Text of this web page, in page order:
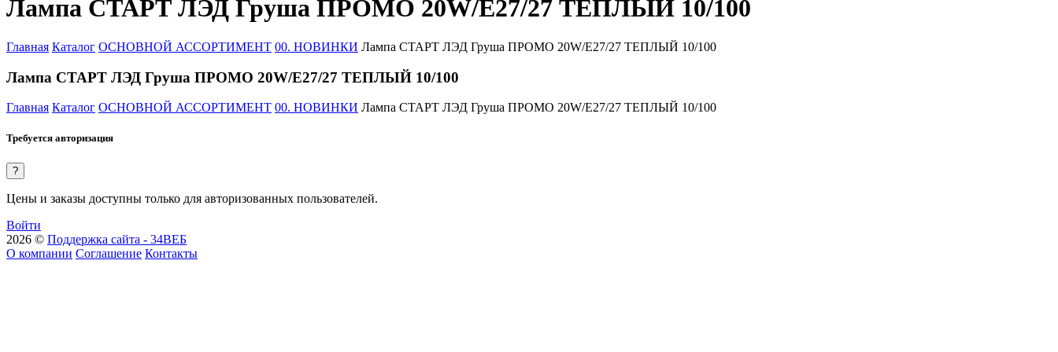
Лампа СТАРТ ЛЭД Груша ПРОМО 20W/E27/27 ТЕПЛЫЙ 10/100
Главная Каталог ОСНОВНОЙ АССОРТИМЕНТ 00. НОВИНКИ Лампа СТАРТ ЛЭД Груша ПРОМО 20W/E27/27 ТЕПЛЫЙ 10/100
Лампа СТАРТ ЛЭД Груша ПРОМО 20W/E27/27 ТЕПЛЫЙ 10/100
Главная Каталог ОСНОВНОЙ АССОРТИМЕНТ 00. НОВИНКИ Лампа СТАРТ ЛЭД Груша ПРОМО 20W/E27/27 ТЕПЛЫЙ 10/100
Требуется авторизация
?
Цены и заказы доступны только для авторизованных пользователей.
Войти
2026 © Поддержка сайта - 34ВЕБ
О компании Соглашение Контакты